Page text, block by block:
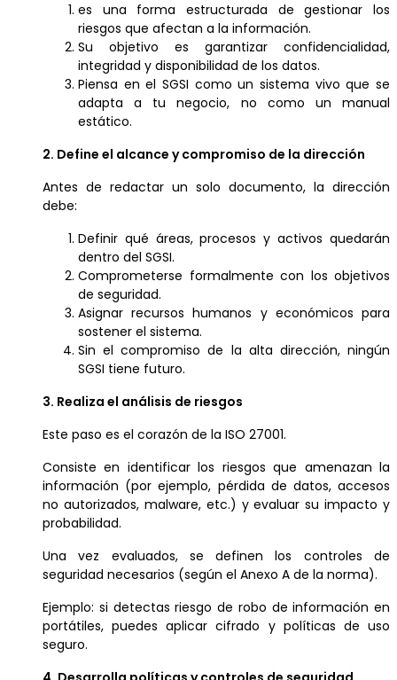
es una forma estructurada de gestionar los
riesgos que afectan a la información.
Su objetivo es garantizar confidencialidad,
integridad y disponibilidad de los datos.
Piensa en el SGSI como un sistema vivo que se
adapta a tu negocio, no como un manual
estático.
2. Define el alcance y compromiso de la dirección
Antes de redactar un solo documento, la dirección
debe:
Definir qué áreas, procesos y activos quedarán
dentro del SGSI.
Comprometerse formalmente con los objetivos
de seguridad.
Asignar recursos humanos y económicos para
sostener el sistema.
Sin el compromiso de la alta dirección, ningún
SGSI tiene futuro.
3. Realiza el análisis de riesgos
Este paso es el corazón de la ISO 27001.
Consiste en identificar los riesgos que amenazan la
información (por ejemplo, pérdida de datos, accesos
no autorizados, malware, etc.) y evaluar su impacto y
probabilidad.
Una vez evaluados, se definen los controles de
seguridad necesarios (según el Anexo A de la norma).
Ejemplo: si detectas riesgo de robo de información en
portátiles, puedes aplicar cifrado y políticas de uso
seguro.